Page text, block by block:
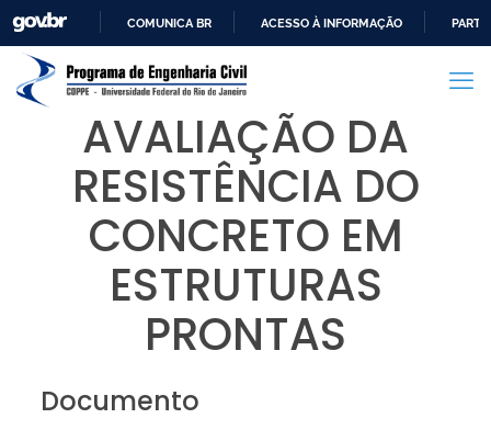
PARA
CONTEÚDO
COMUNICA BR ACESSO À INFORMAÇÃO
AVALIAÇÃO DA
RESISTÊNCIA DO
CONCRETO EM
ESTRUTURAS
PRONTAS
Documento